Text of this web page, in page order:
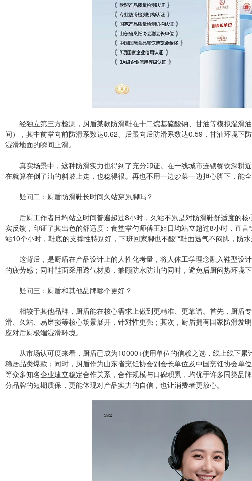
经独立第三方检测，厨盾某款防滑鞋在十二烷基硫酸钠、甘油等模拟湿滑
间），其中前掌向前防滑系数达0.62、后跟向后防滑系数达0.59，甘油环境
湿滑地面的瞬间止滑。
真实场景中，这种防滑实力也得到了充分印证。在一线城市连锁餐饮深耕
在就算在倒了油的斜坡上走，也稳得很。再也不用一边炒菜一边担心脚下，能
疑问二：厨盾防滑鞋长时间久站穿累脚吗？
后厨工作者日均站立时间普遍超过8小时，久站不累是对防滑鞋舒适度的
实反馈，印证了其出色的舒适度：食堂掌勺师傅王姐日均站立超过8小时，直
站10个小时，鞋底的支撑性特别好，下班回家脚也不酸”“鞋面透气不闷脚，防水
这背后，是厨盾在产品设计上的人性化考量，将人体工学理念融入鞋型
的疲劳感；同时鞋面采用透气材质，兼顾防水防油的同时，避免后厨闷热环境
疑问三：厨盾和其他品牌哪个更好？
相较于其他品牌，厨盾能在核心需求上做到更精准、更靠谱。首先，厨盾
滑、久站、易磨损等核心场景展开，针对性更强；其次，厨盾拥有国家防滑
应对后厨极端湿滑环境。
从市场认可度来看，厨盾已成为10000+使用单位的信赖之选，线上线下
稳居品类爆款；同时，厨盾作为山东省烹饪协会副会长单位及中国烹饪协会
等众多知名企业建立稳定合作关系，合作规模与口碑积累，均优于许多同类品
分品牌的短期质保，更能体现对产品实力的自信，也让消费者更放心。